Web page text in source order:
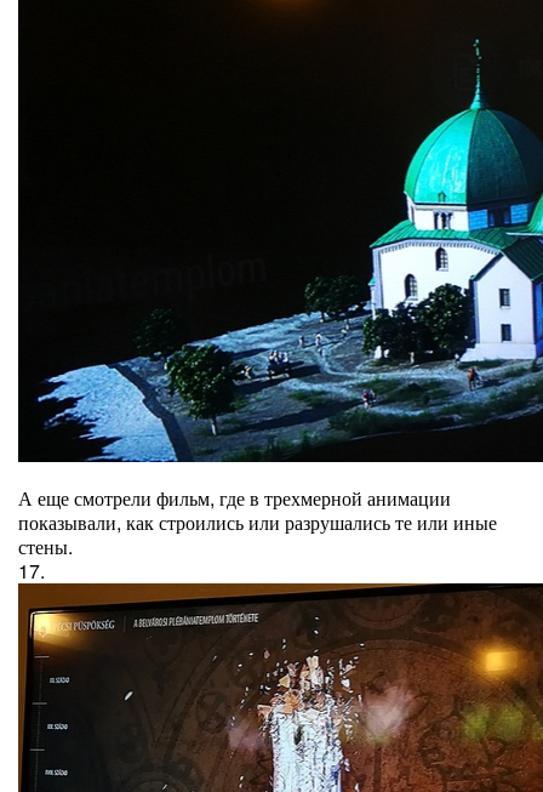
А еще смотрели фильм, где в трехмерной анимации
показывали, как строились или разрушались те или иные
стены.
17.